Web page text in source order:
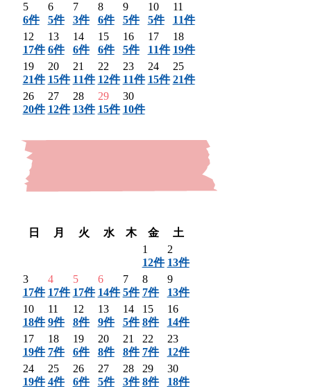
5
6件
6
5件
7
3件
8
6件
9
5件
10
5件
11
11件
12
17件
13
6件
14
6件
15
6件
16
5件
17
11件
18
19件
19
21件
20
15件
21
11件
22
12件
23
11件
24
15件
25
21件
26
20件
27
12件
28
13件
29
15件
30
10件
日
月 火 水 木 金
土
1
12件
2
13件
3
17件
4
17件
5
17件
6
14件
7
5件
8
7件
9
13件
10
18件
11
9件
12
8件
13
9件
14
5件
15
8件
16
14件
17
19件
18
7件
19
6件
20
8件
21
8件
22
7件
23
12件
24
19件
25
4件
26
6件
27
5件
28
3件
29
8件
30
18件